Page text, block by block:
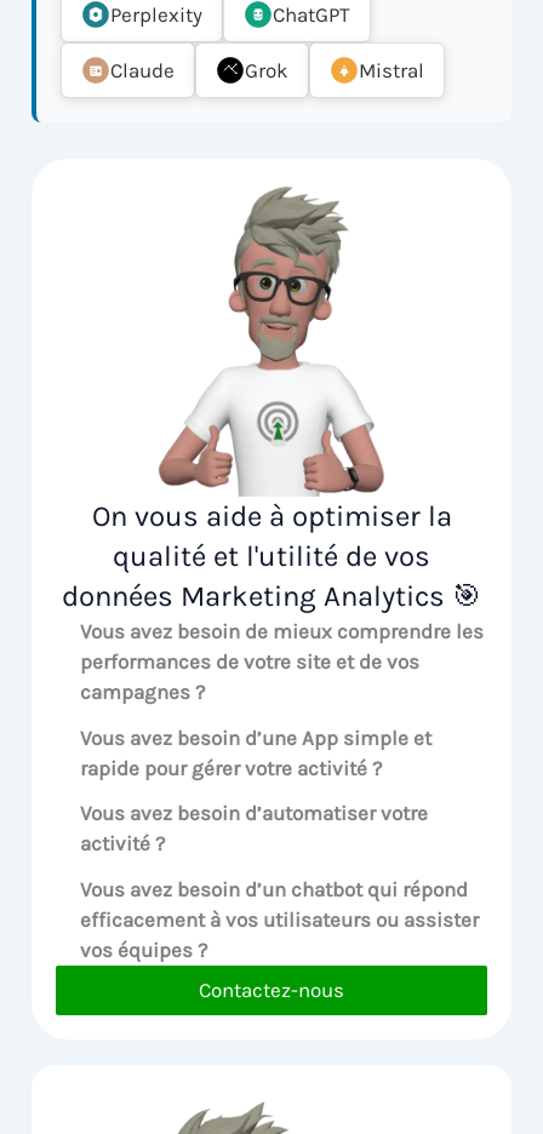
Perplexity ChatGPT
Claude Grok Mistral
On vous aide à optimiser la
qualité et l'utilité de vos
données Marketing Analytics 🎯
Vous avez besoin de mieux comprendre les
performances de votre site et de vos
campagnes ?
Vous avez besoin d’une App simple et
rapide pour gérer votre activité ?
Vous avez besoin d’automatiser votre
activité ?
Vous avez besoin d’un chatbot qui répond
efficacement à vos utilisateurs ou assister
vos équipes ?
Contactez-nous